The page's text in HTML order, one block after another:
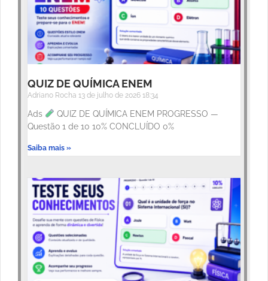
QUIZ DE QUÍMICA ENEM
Adriano Rocha 13 de julho de 2026 18:34
Ads
QUIZ DE QUÍMICA ENEM PROGRESSO —
Questão 1 de 10 10% CONCLUÍDO 0%
Saiba mais »